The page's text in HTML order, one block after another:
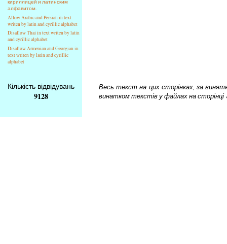
кириллицей и латинским
алфавитом.
Allow Arabic and Persian in text
writen by latin and cyrillic alphabet
Disallow Thai in text writen by latin
and cyrillic alphabet
Disallow Armenian and Georgian in
text writen by latin and cyrillic
alphabet
Кількість відвідувань
9128
Весь текст на цих сторінках, за
винатком текстів у файлах на